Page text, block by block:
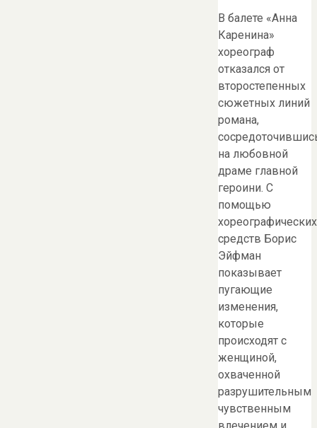
В балете «Анна
Каренина»
хореограф
отказался от
второстепенных
сюжетных линий
романа,
на любовной
драме главной
героини. С
помощью
хореографических
средств Борис
Эйфман
показывает
пугающие
изменения,
которые
происходят с
женщиной,
охваченной
разрушительным
чувственным